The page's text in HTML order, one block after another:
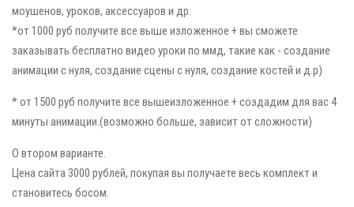
моушенов, уроков, аксессуаров и др.
*от 1000 руб получите все выше изложенное + вы сможете
заказывать бесплатно видео уроки по ммд, такие как - создание
анимации с нуля, создание сцены с нуля, создание костей и д.р)
* от 1500 руб получите все вышеизложенное + создадим для вас 4
минуты анимации.(возможно больше, зависит от сложности)
О втором варианте.
Цена сайта 3000 рублей, покупая вы получаете весь комплект и
становитесь босом.